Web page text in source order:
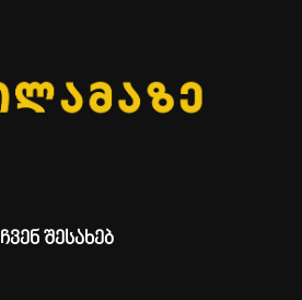
ჩვენ შესახებ